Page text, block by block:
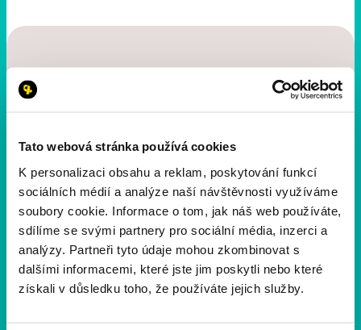
Tato webová stránka používá cookies
K personalizaci obsahu a reklam, poskytování funkcí
sociálních médií a analýze naší návštěvnosti využíváme
soubory cookie. Informace o tom, jak náš web používáte,
sdílíme se svými partnery pro sociální média, inzerci a
analýzy. Partneři tyto údaje mohou zkombinovat s
dalšími informacemi, které jste jim poskytli nebo které
získali v důsledku toho, že používáte jejich služby.
Více aktualit